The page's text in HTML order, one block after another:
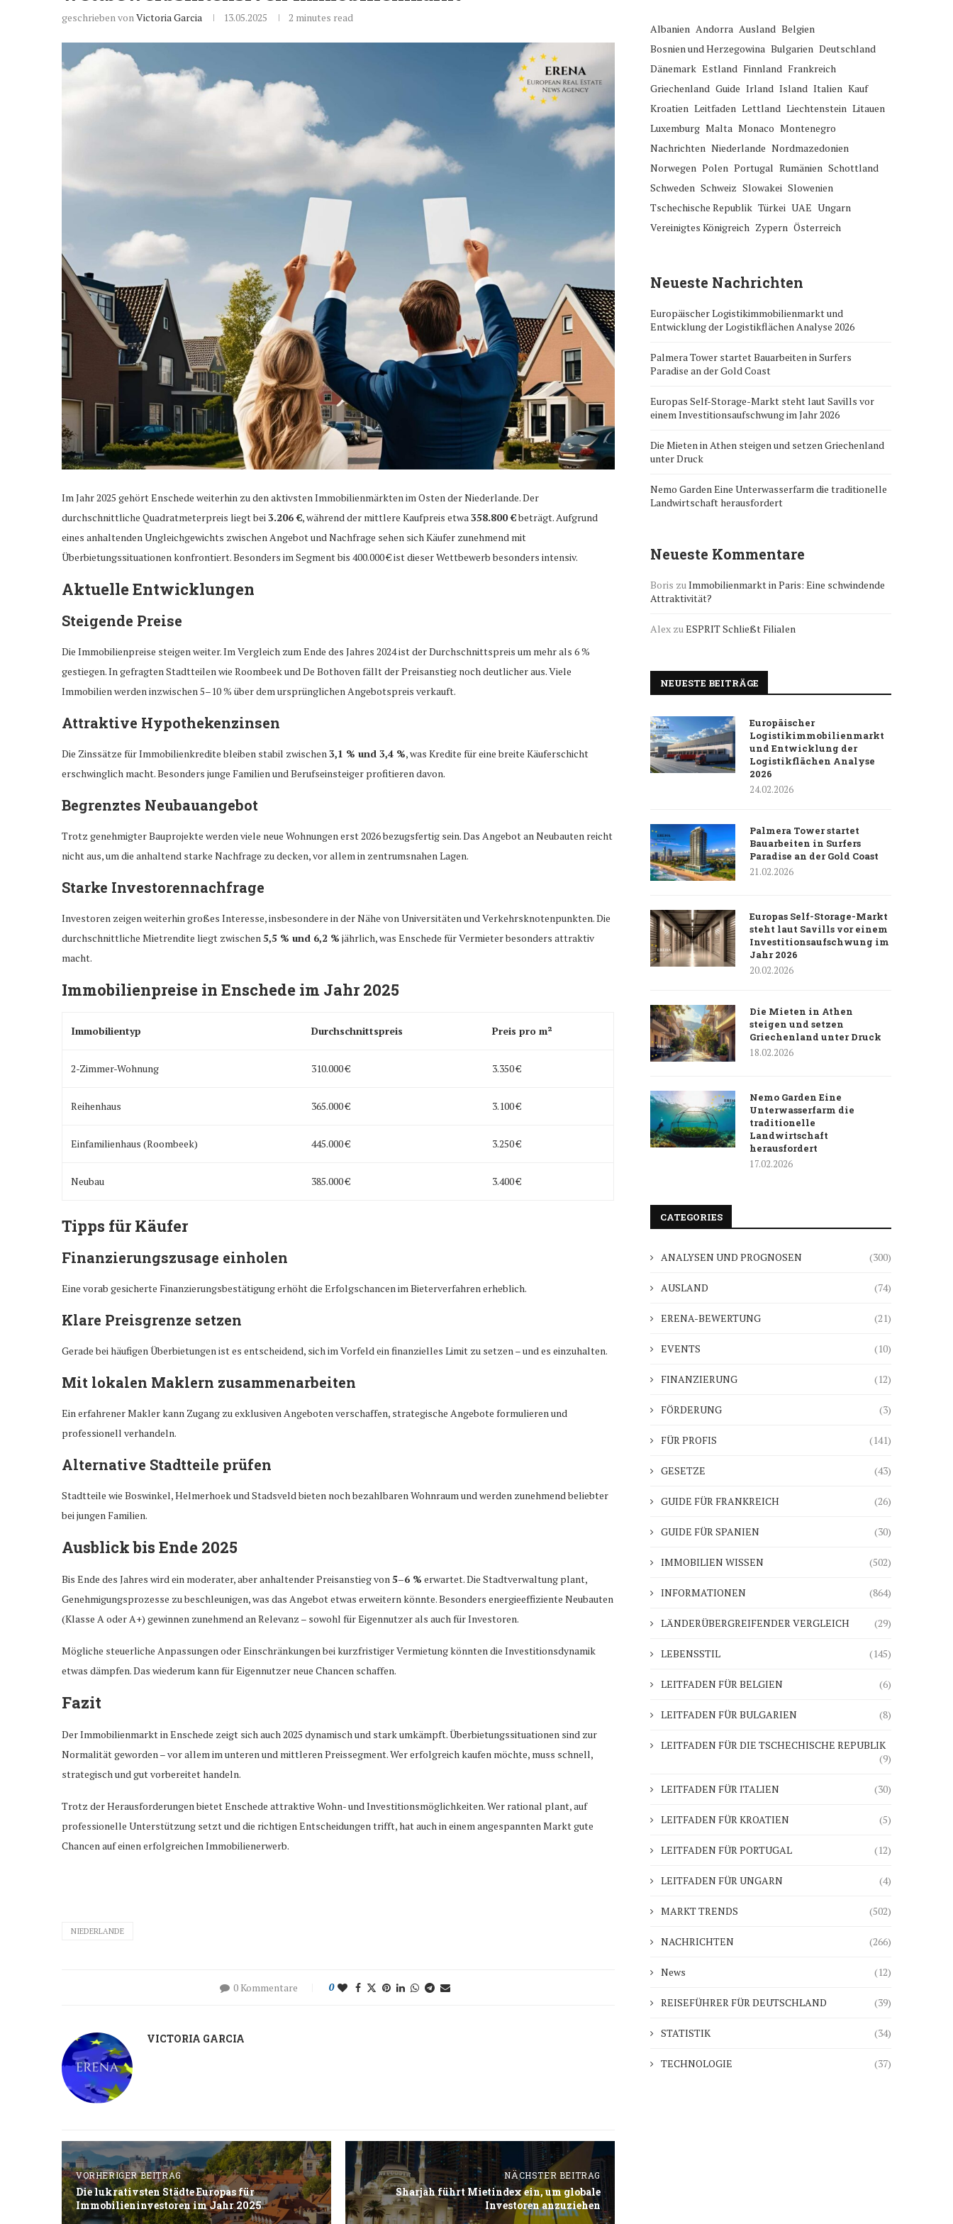
geschrieben vonVictoria Garcia 13.05.2025 2 minutes read
Im Jahr 2025 gehört Enschede weiterhin zu den aktivsten Immobilienmärkten im Osten der Niederlande. Der
durchschnittliche Quadratmeterpreis liegt bei3.206 €, während der mittlere Kaufpreis etwa358.800 €beträgt. Aufgrund
eines anhaltenden Ungleichgewichts zwischen Angebot und Nachfrage sehen sich Käufer zunehmend mit
Überbietungssituationen konfrontiert. Besonders im Segment bis 400.000 € ist dieser Wettbewerb besonders intensiv.
Aktuelle Entwicklungen
Steigende Preise
Die Immobilienpreise steigen weiter. Im Vergleich zum Ende des Jahres 2024 ist der Durchschnittspreis um mehr als 6 %
gestiegen. In gefragten Stadtteilen wie Roombeek und De Bothoven fällt der Preisanstieg noch deutlicher aus. Viele
Immobilien werden inzwischen 5–10 % über dem ursprünglichen Angebotspreis verkauft.
Attraktive Hypothekenzinsen
Die Zinssätze für Immobilienkredite bleiben stabil zwischen3,1 % und 3,4 %, was Kredite für eine breite Käuferschicht
erschwinglich macht. Besonders junge Familien und Berufseinsteiger profitieren davon.
Begrenztes Neubauangebot
Trotz genehmigter Bauprojekte werden viele neue Wohnungen erst 2026 bezugsfertig sein. Das Angebot an Neubauten reicht
nicht aus, um die anhaltend starke Nachfrage zu decken, vor allem in zentrumsnahen Lagen.
Starke Investorennachfrage
Investoren zeigen weiterhin großes Interesse, insbesondere in der Nähe von Universitäten und Verkehrsknotenpunkten. Die
durchschnittliche Mietrendite liegt zwischen5,5 % und 6,2 % jährlich, was Enschede für Vermieter besonders attraktiv
macht.
Immobilienpreise in Enschede im Jahr 2025
Immobilientyp Durchschnittspreis Preis pro m²
2-Zimmer-Wohnung 310.000 € 3.350 €
Reihenhaus 365.000 € 3.100 €
Einfamilienhaus (Roombeek) 445.000 € 3.250 €
Neubau 385.000 € 3.400 €
Tipps für Käufer
Finanzierungszusage einholen
Eine vorab gesicherte Finanzierungsbestätigung erhöht die Erfolgschancen im Bieterverfahren erheblich.
Klare Preisgrenze setzen
Gerade bei häufigen Überbietungen ist es entscheidend, sich im Vorfeld ein finanzielles Limit zu setzen – und es einzuhalten.
Mit lokalen Maklern zusammenarbeiten
Ein erfahrener Makler kann Zugang zu exklusiven Angeboten verschaffen, strategische Angebote formulieren und
professionell verhandeln.
Alternative Stadtteile prüfen
Stadtteile wie Boswinkel, Helmerhoek und Stadsveld bieten noch bezahlbaren Wohnraum und werden zunehmend beliebter
bei jungen Familien.
Ausblick bis Ende 2025
Bis Ende des Jahres wird ein moderater, aber anhaltender Preisanstieg von5–6 % erwartet. Die Stadtverwaltung plant,
Genehmigungsprozesse zu beschleunigen, was das Angebot etwas erweitern könnte. Besonders energieeffiziente Neubauten
(Klasse A oder A+) gewinnen zunehmend an Relevanz – sowohl für Eigennutzer als auch für Investoren.
Mögliche steuerliche Anpassungen oder Einschränkungen bei kurzfristiger Vermietung könnten die Investitionsdynamik
etwas dämpfen. Das wiederum kann für Eigennutzer neue Chancen schaffen.
Fazit
Der Immobilienmarkt in Enschede zeigt sich auch 2025 dynamisch und stark umkämpft. Überbietungssituationen sind zur
Normalität geworden – vor allem im unteren und mittleren Preissegment. Wer erfolgreich kaufen möchte, muss schnell,
strategisch und gut vorbereitet handeln.
Trotz der Herausforderungen bietet Enschede attraktive Wohn- und Investitionsmöglichkeiten. Wer rational plant, auf
professionelle Unterstützung setzt und die richtigen Entscheidungen trifft, hat auch in einem angespannten Markt gute
Chancen auf einen erfolgreichen Immobilienerwerb.
NIEDERLANDE
0 Kommentare 0
VICTORIA GARCIA
VORHERIGER BEITRAG
Die lukrativsten Städte Europas für
Immobilieninvestoren im Jahr 2025
NÄCHSTER BEITRAG
Sharjah führt Mietindex ein, um globale
Investoren anzuziehen
Albanien Andorra Ausland Belgien
Bosnien und Herzegowina Bulgarien Deutschland
Dänemark Estland Finnland Frankreich
Griechenland Guide Irland Island Italien Kauf
Kroatien Leitfaden Lettland Liechtenstein Litauen
Luxemburg Malta Monaco Montenegro
Nachrichten Niederlande Nordmazedonien
Norwegen Polen Portugal Rumänien Schottland
Schweden Schweiz Slowakei Slowenien
Tschechische Republik Türkei UAE Ungarn
Vereinigtes Königreich Zypern Österreich
Neueste Nachrichten
Europäischer Logistikimmobilienmarkt und
Entwicklung der Logistikflächen Analyse 2026
Palmera Tower startet Bauarbeiten in Surfers
Paradise an der Gold Coast
Europas Self-Storage-Markt steht laut Savills vor
einem Investitionsaufschwung im Jahr 2026
Die Mieten in Athen steigen und setzen Griechenland
unter Druck
Nemo Garden Eine Unterwasserfarm die traditionelle
Landwirtschaft herausfordert
Neueste Kommentare
Boris zuImmobilienmarkt in Paris: Eine schwindende
Attraktivität?
Alex zuESPRIT Schließt Filialen
NEUESTE BEITRÄGE
Europäischer
Logistikimmobilienmarkt
und Entwicklung der
Logistikflächen Analyse
2026
24.02.2026
Palmera Tower startet
Bauarbeiten in Surfers
Paradise an der Gold Coast
21.02.2026
Europas Self-Storage-Markt
steht laut Savills vor einem
Investitionsaufschwung im
Jahr 2026
20.02.2026
Die Mieten in Athen
steigen und setzen
Griechenland unter Druck
18.02.2026
Nemo Garden Eine
Unterwasserfarm die
traditionelle
Landwirtschaft
herausfordert
17.02.2026
CATEGORIES
ANALYSEN UND PROGNOSEN (300)
AUSLAND (74)
ERENA-BEWERTUNG (21)
EVENTS (10)
FINANZIERUNG (12)
FÖRDERUNG (3)
FÜR PROFIS (141)
GESETZE (43)
GUIDE FÜR FRANKREICH (26)
GUIDE FÜR SPANIEN (30)
IMMOBILIEN WISSEN (502)
INFORMATIONEN (864)
LÄNDERÜBERGREIFENDER VERGLEICH (29)
LEBENSSTIL (145)
LEITFADEN FÜR BELGIEN (6)
LEITFADEN FÜR BULGARIEN (8)
LEITFADEN FÜR DIE TSCHECHISCHE REPUBLIK
(9)
LEITFADEN FÜR ITALIEN (30)
LEITFADEN FÜR KROATIEN (5)
LEITFADEN FÜR PORTUGAL (12)
LEITFADEN FÜR UNGARN (4)
MARKT TRENDS (502)
NACHRICHTEN (266)
News (12)
REISEFÜHRER FÜR DEUTSCHLAND (39)
STATISTIK (34)
TECHNOLOGIE (37)